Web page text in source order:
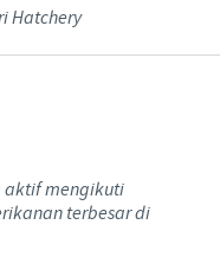
Hatchery
aktif mengikuti
terbesar di